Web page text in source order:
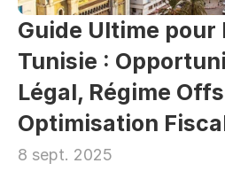
Guide Ultime pour
Tunisie :
Légal, Régime
Optimisation
8 sept. 2025